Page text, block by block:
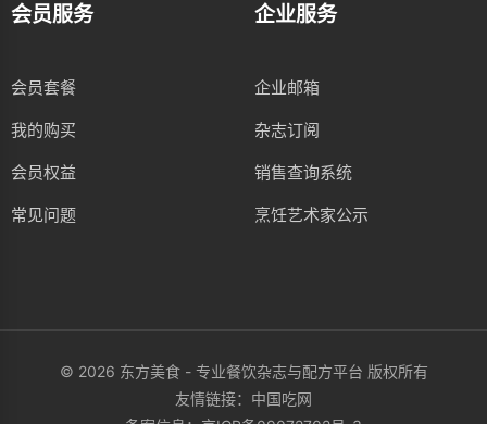
会员服务
会员套餐
我的购买
会员权益
常见问题
企业服务
企业邮箱
杂志订阅
销售查询系统
烹饪艺术家公示
© 2026 东方美食 - 专业餐饮杂志与配方平台 版权所有
友情链接： 中国吃网